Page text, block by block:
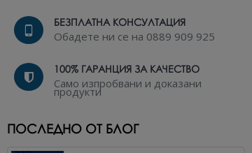
БЕЗПЛАТНА КОНСУЛТАЦИЯ
Обадете ни се на 0889 909 925
100% ГАРАНЦИЯ ЗА КАЧЕСТВО
Само изпробвани и доказани
продукти
ПОСЛЕДНО ОТ БЛОГ